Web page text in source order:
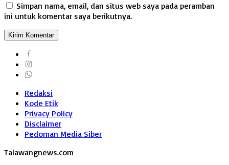
Simpan nama, email, dan situs web saya pada peramban
ini untuk komentar saya berikutnya.
Redaksi
Kode Etik
Privacy Policy
Disclaimer
Pedoman Media Siber
Talawangnews.com